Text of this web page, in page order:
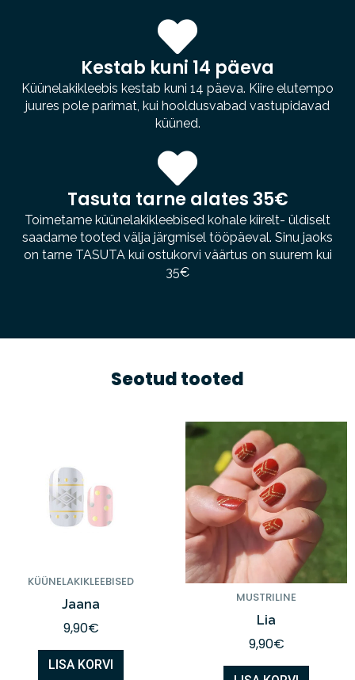
Kestab kuni 14 päeva
Küünelakikleebis kestab kuni 14 päeva. Kiire elutempo
juures pole parimat, kui hooldusvabad vastupidavad
küüned.
Tasuta tarne alates 35€
Toimetame küünelakikleebised kohale kiirelt- üldiselt
saadame tooted välja järgmisel tööpäeval. Sinu jaoks
on tarne TASUTA kui ostukorvi väärtus on suurem kui
35€
Seotud tooted
KÜÜNELAKIKLEEBISED
Jaana
9,90€
LISA KORVI
MUSTRILINE
Lia
9,90€